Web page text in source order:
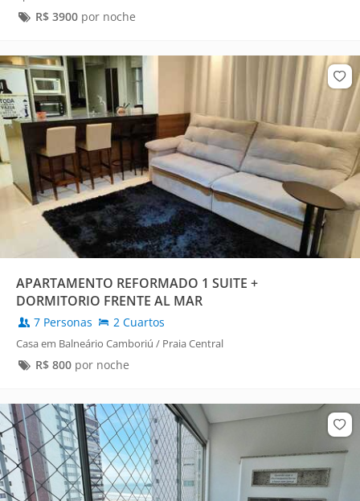
R$ 3900por noche
APARTAMENTO REFORMADO 1 SUITE +
DORMITORIO FRENTE AL MAR
7 Personas 2 Cuartos
Casa em Balneário Camboriú / Praia Central
R$ 800por noche